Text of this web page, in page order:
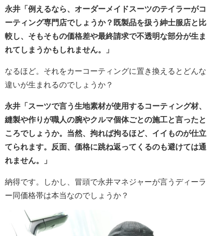
永井「例えるなら、オーダーメイドスーツのテイラーがコ
ーティング専門店でしょうか？既製品を扱う紳士服店と比
較し、そもそもの価格差や最終請求で不透明な部分が生ま
れてしまうかもしれません。」
なるほど。それをカーコーティングに置き換えるとどんな
違いが生まれるのでしょうか？
永井「スーツで言う生地素材が使用するコーティング材、
縫製や作りが職人の腕やクルマ個体ごとの施工と言ったと
ころでしょうか。当然、拘れば拘るほど、イイものが仕立
てられます。反面、価格に跳ね返ってくるのも避けては通
れません。」
納得です。しかし、冒頭で永井マネジャーが言うディーラ
ー同価格帯は本当なのでしょうか？